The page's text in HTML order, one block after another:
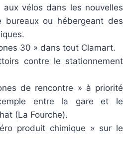
aux vélos dans les nouvelles
bureaux ou hébergeant des
30 » dans tout Clamart.
contre le stationnement
de rencontre » à priorité
entre la gare et le
(La Fourche).
produit chimique » sur le